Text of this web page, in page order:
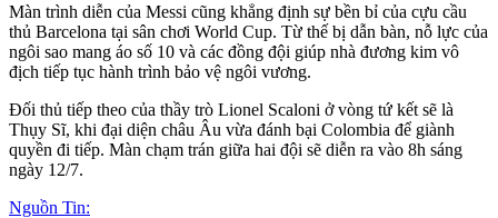
Màn trình diễn của Messi cũng khẳng định sự bền bỉ của cựu cầu
thủ Barcelona tại sân chơi World Cup. Từ thế bị dẫn bàn, nỗ lực của
ngôi sao mang áo số 10 và các đồng đội giúp nhà đương kim vô
địch tiếp tục hành trình bảo vệ ngôi vương.
Đối thủ tiếp theo của thầy trò Lionel Scaloni ở vòng tứ kết sẽ là
Thụy Sĩ, khi đại diện châu Âu vừa đánh bại Colombia để giành
quyền đi tiếp. Màn chạm trán giữa hai đội sẽ diễn ra vào 8h sáng
ngày 12/7.
Nguồn Tin: